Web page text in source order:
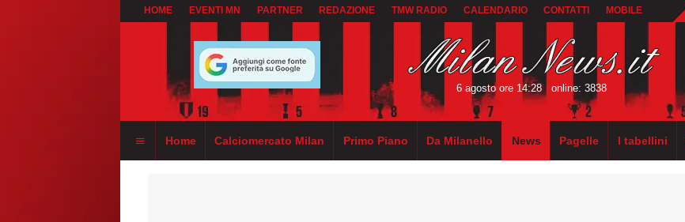
HOME EVENTI MN PARTNER REDAZIONE TMW RADIO CALENDARIO CONTATTI MOBILE
6 agosto ore 14:28 online: 3838
Home Calciomercato Milan Primo Piano Da Milanello News Pagelle I tabellini